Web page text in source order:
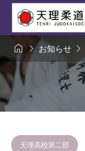
 お知らせ 
天理高校第二部